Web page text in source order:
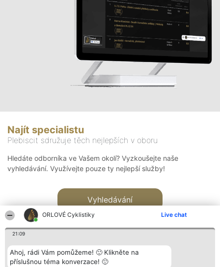
ORLOVÉ Cyklistiky Live chat
21:09
Ahoj, rádi Vám pomůžeme! 🙂 Klikněte na
příslušnou téma konverzace! 🙂
Najít specialistu
Plebiscit sdružuje těch nejlepších v oboru
Hledáte odborníka ve Vašem okolí? Vyzkoušejte naše
vyhledávání. Využívejte pouze ty nejlepší služby!
Vyhledávání